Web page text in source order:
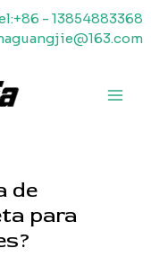
- 13854883368
de
para